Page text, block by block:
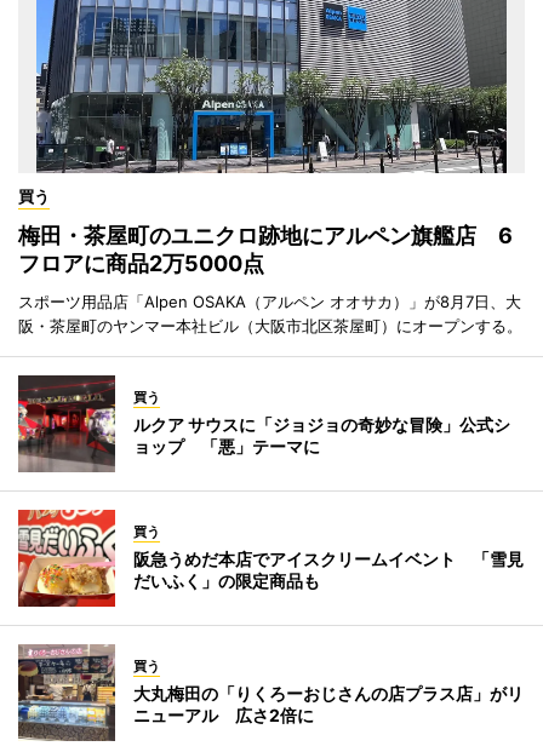
買う
梅田・茶屋町のユニクロ跡地にアルペン旗艦店 6
フロアに商品2万5000点
スポーツ用品店「Alpen OSAKA（アルペン オオサカ）」が8月7日、大
阪・茶屋町のヤンマー本社ビル（大阪市北区茶屋町）にオープンする。
買う
ルクア サウスに「ジョジョの奇妙な冒険」公式シ
ョップ 「悪」テーマに
買う
阪急うめだ本店でアイスクリームイベント 「雪見
だいふく」の限定商品も
買う
大丸梅田の「りくろーおじさんの店プラス店」がリ
ニューアル 広さ2倍に